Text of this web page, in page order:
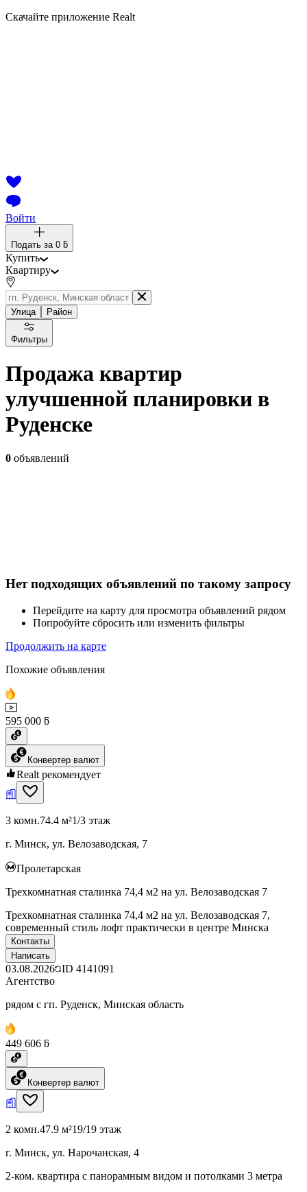
Скачайте приложение Realt
Войти
Подать за 0 ƃ
Купить
Квартиру
Улица Район
Фильтры
Продажа квартир
улучшенной планировки в
Руденске
0 объявлений
Нет подходящих объявлений по такому запросу
Перейдите на карту для просмотра объявлений рядом
Попробуйте сбросить или изменить фильтры
Продолжить на карте
Похожие объявления
595 000 ƃ
Конвертер валют
Realt рекомендует
3 комн.74.4 м²1/3 этаж
г. Минск, ул. Велозаводская, 7
Пролетарская
Трехкомнатная сталинка 74,4 м2 на ул. Велозаводская 7
Трехкомнатная сталинка 74,4 м2 на ул. Велозаводская 7,
современный стиль лофт практически в центре Минска
Контакты
Написать
03.08.2026 ID 4141091
Агентство
рядом с гп. Руденск, Минская область
449 606 ƃ
Конвертер валют
2 комн.47.9 м²19/19 этаж
г. Минск, ул. Нарочанская, 4
2-ком. квартира с панорамным видом и потолками 3 метра